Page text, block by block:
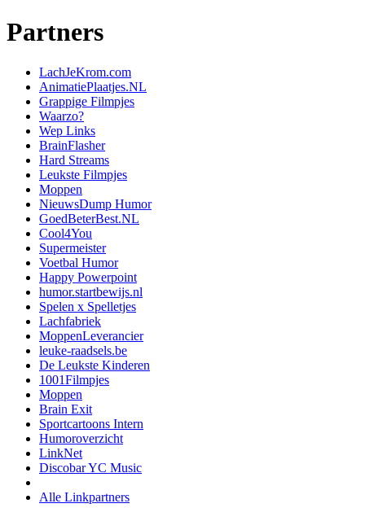
Partners
LachJeKrom.com
AnimatiePlaatjes.NL
Grappige Filmpjes
Waarzo?
Wep Links
BrainFlasher
Hard Streams
Leukste Filmpjes
Moppen
NieuwsDump Humor
GoedBeterBest.NL
Cool4You
Supermeister
Voetbal Humor
Happy Powerpoint
humor.startbewijs.nl
Spelen x Spelletjes
Lachfabriek
MoppenLeverancier
leuke-raadsels.be
De Leukste Kinderen
1001Filmpjes
Moppen
Brain Exit
Sportcartoons Intern
Humoroverzicht
LinkNet
Discobar YC Music
Alle Linkpartners